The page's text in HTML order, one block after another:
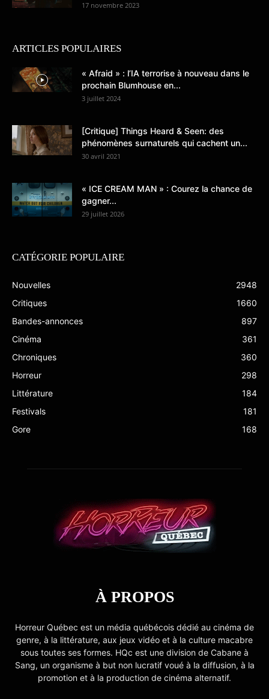
17 novembre 2023
ARTICLES POPULAIRES
« Afraid » : l’IA terrorise à nouveau dans le
prochain Blumhouse en...
3 juillet 2024
[Critique] Things Heard & Seen: des
phénomènes surnaturels qui cachent un...
30 avril 2021
« ICE CREAM MAN » : Courez la chance de
gagner...
29 juillet 2026
CATÉGORIE POPULAIRE
Nouvelles
2948
Critiques
1660
Bandes-annonces
897
Cinéma
361
Chroniques
360
Horreur
298
Littérature
184
Festivals
181
Gore
168
À PROPOS
Horreur Québec est un média québécois dédié au cinéma de
genre, à la littérature, aux jeux vidéo et à la culture macabre
sous toutes ses formes. HQc est une division de Cabane à
Sang, un organisme à but non lucratif voué à la diffusion, à la
promotion et à la production de cinéma alternatif.